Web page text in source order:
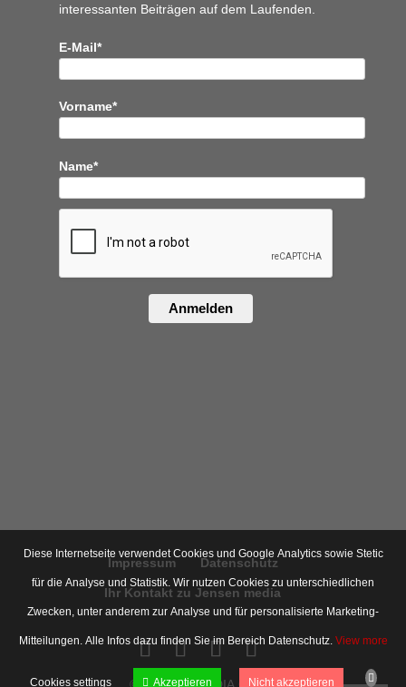
interessanten Beiträgen auf dem Laufenden.
E-Mail*
Vorname*
Name*
Anmelden
Impressum Datenschutz
Ihr Kontakt zu Jensen media
Diese Internetseite verwendet Cookies und Google Analytics sowie Stetic
für die Analyse und Statistik. Wir nutzen Cookies zu unterschiedlichen
Zwecken, unter anderem zur Analyse und für personalisierte Marketing-
Mitteilungen. Alle Infos dazu finden Sie im Bereich Datenschutz. View more
Cookies settings Akzeptieren Nicht akzeptieren